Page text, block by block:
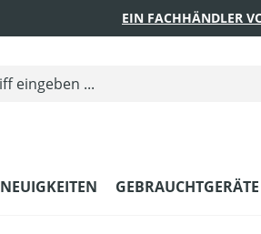
EIN FACHHÄNDLER
NEUIGKEITEN GEBRAUCHTGERÄTE